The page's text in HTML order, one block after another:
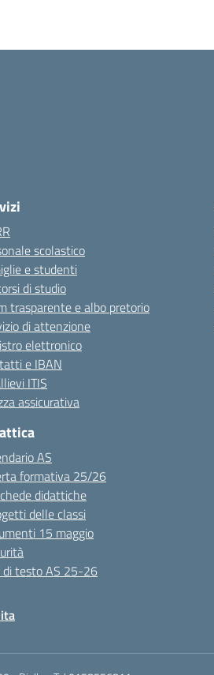
scolastico
e studenti
di studio
trasparente e albo pretorio
di attenzione
elettronico
e IBAN
ITIS
assicurativa
AS
formativa 25/26
didattiche
delle classi
15 maggio
di testo AS 25-26